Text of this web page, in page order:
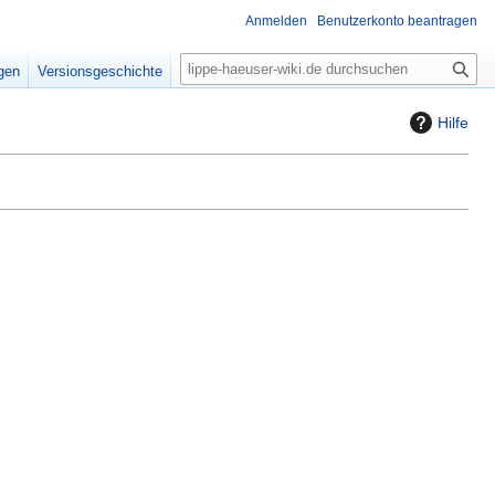
Hilfe
Anmelden Benutzerkonto beantragen
Versionsgeschichte
S
u
e